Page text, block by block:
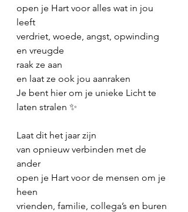
open je Hart voor alles wat in jou
leeft
verdriet, woede, angst, opwinding
en vreugde
raak ze aan
en laat ze ook jou aanraken
Je bent hier om je unieke Licht te
laten stralen ✨
Laat dit het jaar zijn
van opnieuw verbinden met de
ander
open je Hart voor de mensen om je
heen
vrienden, familie, collega’s en buren